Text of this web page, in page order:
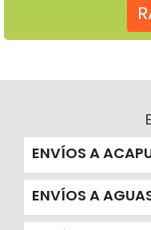
ENVÍOS A
ENVÍOS A